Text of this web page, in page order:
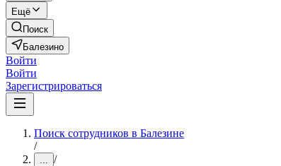
Ещё
Поиск
Балезино
Войти
Войти
Зарегистрироваться
Поиск сотрудников в Балезине
/
... /